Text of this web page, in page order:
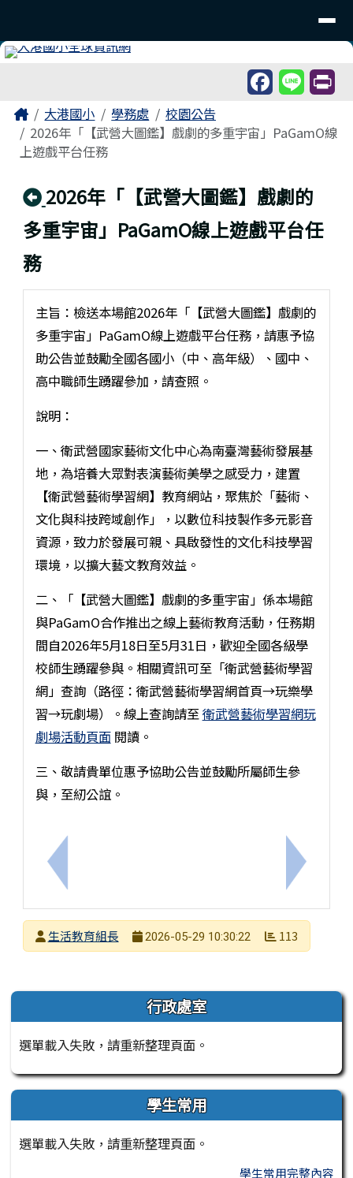
主內容區域
Home大港國小 學務處
校園公告
2026年「【武營大圖鑑】戲劇的多重宇宙」PaGamO線
上遊戲平台任務
回上頁
2026年「【武營大圖鑑】戲劇的
多重宇宙」PaGamO線上遊戲平台任
務
上一筆：舞蹈暑期營隊—「藝起FUN暑假」
主旨：檢送本場館2026年「【武營大圖鑑】戲劇的
多重宇宙」PaGamO線上遊戲平台任務，請惠予協
助公告並鼓勵全國各國小（中、高年級）、國中、
高中職師生踴躍參加，請查照。
說明：
一、衛武營國家藝術文化中心為南臺灣藝術發展基
地，為培養大眾對表演藝術美學之感受力，建置
【衛武營藝術學習網】教育網站，聚焦於「藝術、
文化與科技跨域創作」，以數位科技製作多元影音
資源，致力於發展可親、具啟發性的文化科技學習
環境，以擴大藝文教育效益。
二、「【武營大圖鑑】戲劇的多重宇宙」係本場館
與PaGamO合作推出之線上藝術教育活動，任務期
間自2026年5月18日至5月31日，歡迎全國各級學
校師生踴躍參與。相關資訊可至「衛武營藝術學習
網」查詢（路徑：衛武營藝術學習網首頁→玩樂學
習→玩劇場）。線上查詢請至衛武營藝術學習網玩
劇場活動頁面閱讀。
三、敬請貴單位惠予協助公告並鼓勵所屬師生參
與，至紉公誼。
下一筆：
發布者生活教育組長
2026-05-29 10:30:22 113
左邊區域內容 行政處室
選單載入失敗，請重新整理頁面。
學生常用
選單載入失敗，請重新整理頁面。
學生常用完整內容
頁尾區域